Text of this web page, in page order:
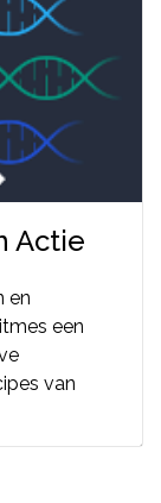
Actie
en
een
van